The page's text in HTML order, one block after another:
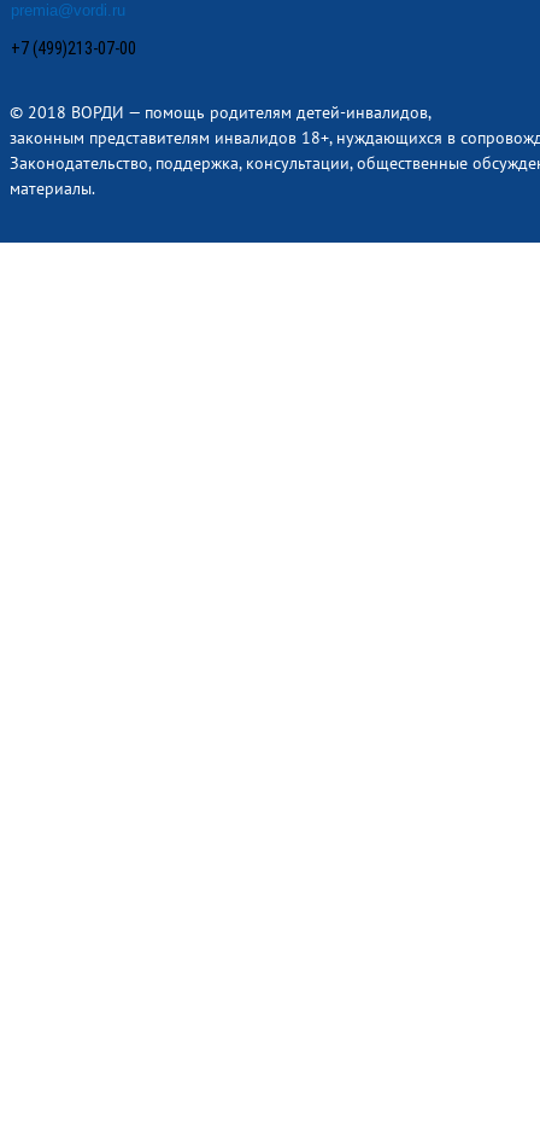
premia@vordi.ru
+7 (499)213-07-00
© 2018 ВОРДИ — помощь родителям детей-инвалидов,
законным представителям инвалидов 18+, нуждающихся в
Законодательство, поддержка, консультации, общественные
материалы.